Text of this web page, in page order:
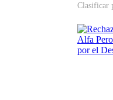
Clasificar